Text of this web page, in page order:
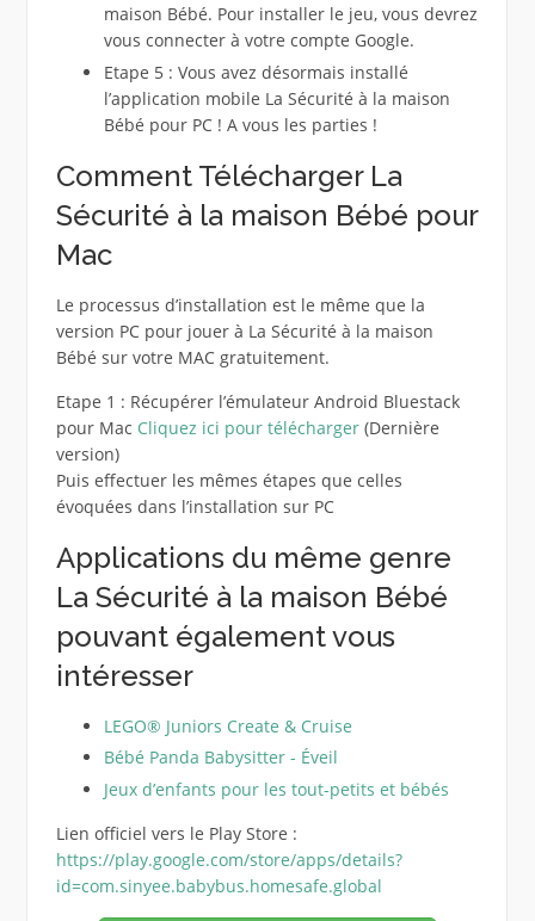
maison Bébé. Pour installer le jeu, vous devrez
vous connecter à votre compte Google.
Etape 5 : Vous avez désormais installé
l’application mobile La Sécurité à la maison
Bébé pour PC ! A vous les parties !
Comment Télécharger La
Sécurité à la maison Bébé pour
Mac
Le processus d’installation est le même que la
version PC pour jouer à La Sécurité à la maison
Bébé sur votre MAC gratuitement.
Etape 1 : Récupérer l’émulateur Android Bluestack
pour Mac Cliquez ici pour télécharger(Dernière
version)
Puis effectuer les mêmes étapes que celles
évoquées dans l’installation sur PC
Applications du même genre
La Sécurité à la maison Bébé
pouvant également vous
intéresser
LEGO® Juniors Create & Cruise
Bébé Panda Babysitter - Éveil
Jeux d’enfants pour les tout-petits et bébés
Lien officiel vers le Play Store :
https://play.google.com/store/apps/details?
id=com.sinyee.babybus.homesafe.global